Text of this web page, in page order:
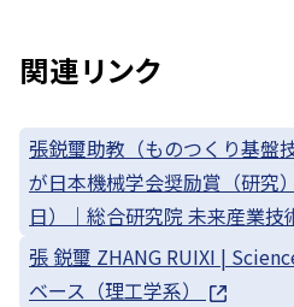
関連リンク
張鋭璽助教（ものつくり基盤
が日本機械学会奨励賞（研究
日）｜総合研究院 未来産業技
張 鋭璽 ZHANG RUIXI |
ベース（理工学系）